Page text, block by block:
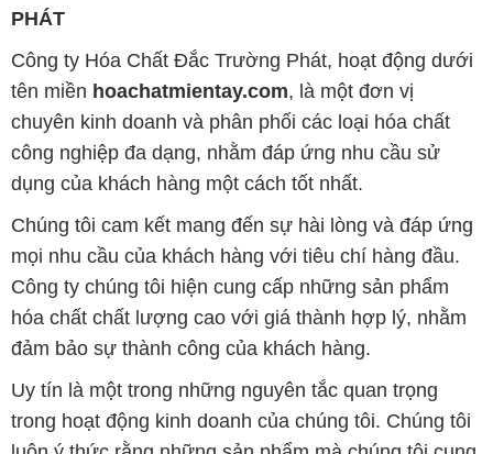
công nghiệp đa dạng, nhằm đáp ứng nhu cầu sử
dụng của khách hàng một cách tốt nhất.
Chúng tôi cam kết mang đến sự hài lòng và đáp ứng
mọi nhu cầu của khách hàng với tiêu chí hàng đầu.
Công ty chúng tôi hiện cung cấp những sản phẩm
hóa chất chất lượng cao với giá thành hợp lý, nhằm
đảm bảo sự thành công của khách hàng.
Uy tín là một trong những nguyên tắc quan trọng
trong hoạt động kinh doanh của chúng tôi. Chúng tôi
luôn ý thức rằng những sản phẩm mà chúng tôi cung
cấp cần phải đáp ứng tiêu chuẩn chất lượng cao, làm
hài lòng đối tác. Đồng thời, chúng tôi cố gắng duy trì
mức giá hợp lý, tạo điều kiện phát triển và sự tồn tại
bền vững trên con đường dài phía trước.